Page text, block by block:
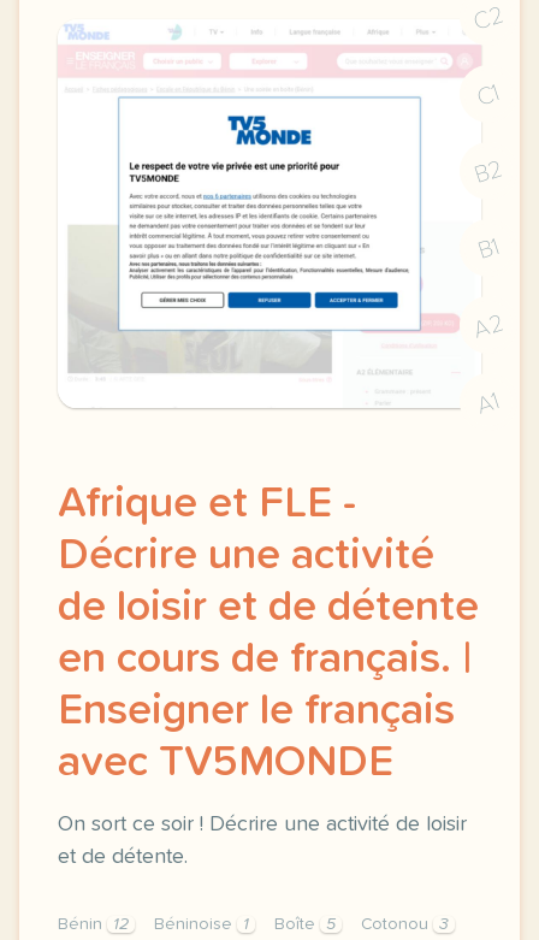
C2
C1
B2
B1
A2
A1
Afrique et FLE -
Décrire une activité
de loisir et de détente
en cours de français. |
Enseigner le français
avec TV5MONDE
On sort ce soir ! Décrire une activité de loisir
et de détente.
Bénin 12 Béninoise 1 Boîte 5 Cotonou
3